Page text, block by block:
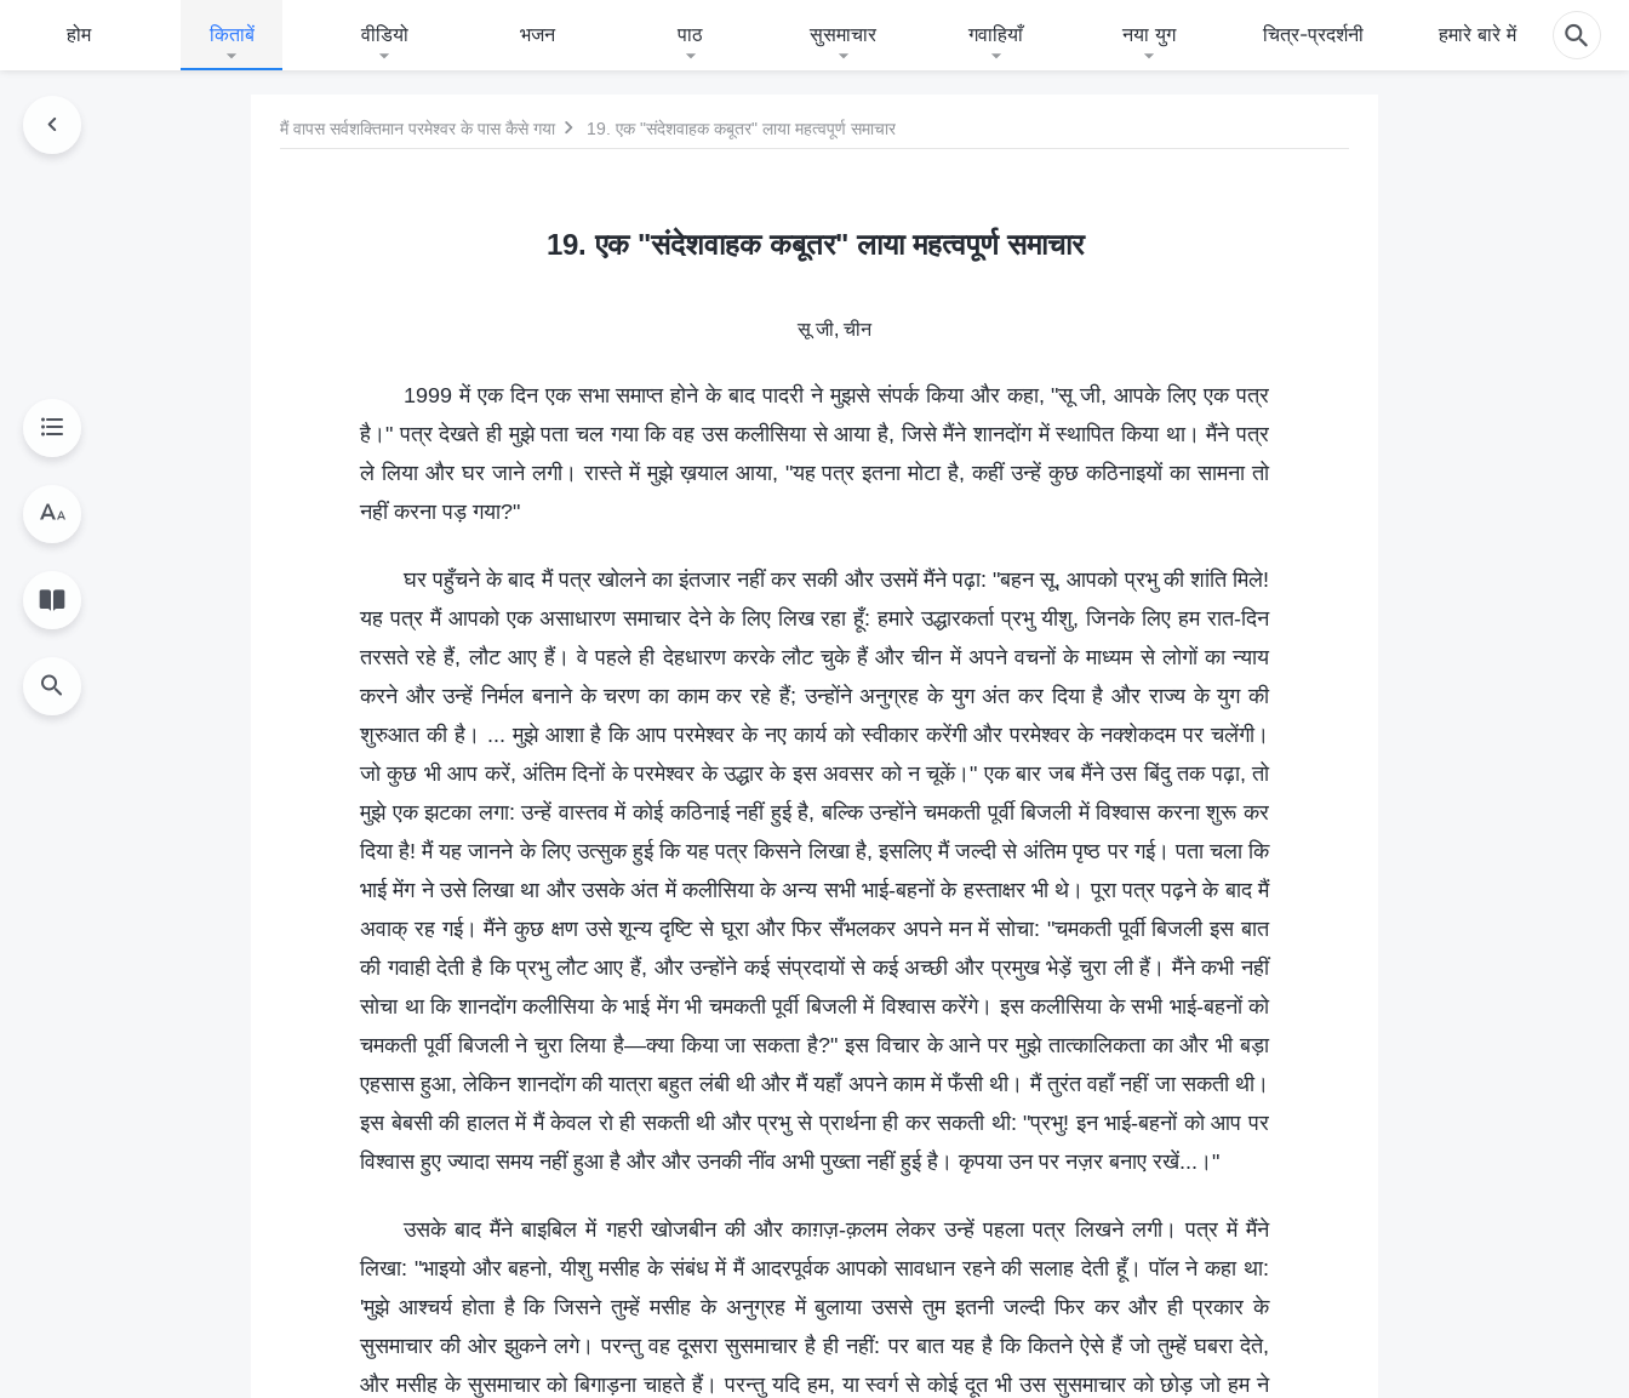
होम किताबें वीडियो भजन पाठ सुसमाचार गवाहियाँ नया युग चित्र-प्रदर्शनी हमारे बारे में
मैं वापस सर्वशक्तिमान परमेश्वर के पास कैसे गया 19. एक "संदेशवाहक कबूतर" लाया महत्वपूर्ण समाचार
19. एक "संदेशवाहक कबूतर" लाया महत्वपूर्ण समाचार
सू जी, चीन
1999 में एक दिन एक सभा समाप्त होने के बाद पादरी ने मुझसे संपर्क किया और कहा, "सू जी, आपके लिए एक पत्र
है।" पत्र देखते ही मुझे पता चल गया कि वह उस कलीसिया से आया है, जिसे मैंने शानदोंग में स्थापित किया था। मैंने पत्र
ले लिया और घर जाने लगी। रास्ते में मुझे ख़याल आया, "यह पत्र इतना मोटा है, कहीं उन्हें कुछ कठिनाइयों का सामना तो
नहीं करना पड़ गया?"
घर पहुँचने के बाद मैं पत्र खोलने का इंतजार नहीं कर सकी और उसमें मैंने पढ़ा: "बहन सू, आपको प्रभु की शांति मिले!
यह पत्र मैं आपको एक असाधारण समाचार देने के लिए लिख रहा हूँ: हमारे उद्धारकर्ता प्रभु यीशु, जिनके लिए हम रात-दिन
तरसते रहे हैं, लौट आए हैं। वे पहले ही देहधारण करके लौट चुके हैं और चीन में अपने वचनों के माध्यम से लोगों का न्याय
करने और उन्हें निर्मल बनाने के चरण का काम कर रहे हैं; उन्होंने अनुग्रह के युग अंत कर दिया है और राज्य के युग की
शुरुआत की है। ... मुझे आशा है कि आप परमेश्वर के नए कार्य को स्वीकार करेंगी और परमेश्वर के नक्शेकदम पर चलेंगी।
जो कुछ भी आप करें, अंतिम दिनों के परमेश्वर के उद्धार के इस अवसर को न चूकें।" एक बार जब मैंने उस बिंदु तक पढ़ा, तो
मुझे एक झटका लगा: उन्हें वास्तव में कोई कठिनाई नहीं हुई है, बल्कि उन्होंने चमकती पूर्वी बिजली में विश्वास करना शुरू कर
दिया है! मैं यह जानने के लिए उत्सुक हुई कि यह पत्र किसने लिखा है, इसलिए मैं जल्दी से अंतिम पृष्ठ पर गई। पता चला कि
भाई मेंग ने उसे लिखा था और उसके अंत में कलीसिया के अन्य सभी भाई-बहनों के हस्ताक्षर भी थे। पूरा पत्र पढ़ने के बाद मैं
अवाक् रह गई। मैंने कुछ क्षण उसे शून्य दृष्टि से घूरा और फिर सँभलकर अपने मन में सोचा: "चमकती पूर्वी बिजली इस बात
की गवाही देती है कि प्रभु लौट आए हैं, और उन्होंने कई संप्रदायों से कई अच्छी और प्रमुख भेड़ें चुरा ली हैं। मैंने कभी नहीं
सोचा था कि शानदोंग कलीसिया के भाई मेंग भी चमकती पूर्वी बिजली में विश्वास करेंगे। इस कलीसिया के सभी भाई-बहनों को
चमकती पूर्वी बिजली ने चुरा लिया है—क्या किया जा सकता है?" इस विचार के आने पर मुझे तात्कालिकता का और भी बड़ा
एहसास हुआ, लेकिन शानदोंग की यात्रा बहुत लंबी थी और मैं यहाँ अपने काम में फँसी थी। मैं तुरंत वहाँ नहीं जा सकती थी।
इस बेबसी की हालत में मैं केवल रो ही सकती थी और प्रभु से प्रार्थना ही कर सकती थी: "प्रभु! इन भाई-बहनों को आप पर
विश्वास हुए ज्यादा समय नहीं हुआ है और और उनकी नींव अभी पुख्ता नहीं हुई है। कृपया उन पर नज़र बनाए रखें...।"
उसके बाद मैंने बाइबिल में गहरी खोजबीन की और काग़ज़-क़लम लेकर उन्हें पहला पत्र लिखने लगी। पत्र में मैंने
लिखा: "भाइयो और बहनो, यीशु मसीह के संबंध में मैं आदरपूर्वक आपको सावधान रहने की सलाह देती हूँ। पॉल ने कहा था:
'मुझे आश्‍चर्य होता है कि जिसने तुम्हें मसीह के अनुग्रह में बुलाया उससे तुम इतनी जल्दी फिर कर और ही प्रकार के
सुसमाचार की ओर झुकने लगे। परन्तु वह दूसरा सुसमाचार है ही नहीं: पर बात यह है कि कितने ऐसे हैं जो तुम्हें घबरा देते,
और मसीह के सुसमाचार को बिगाड़ना चाहते हैं। परन्तु यदि हम, या स्वर्ग से कोई दूत भी उस सुसमाचार को छोड़ जो हम ने